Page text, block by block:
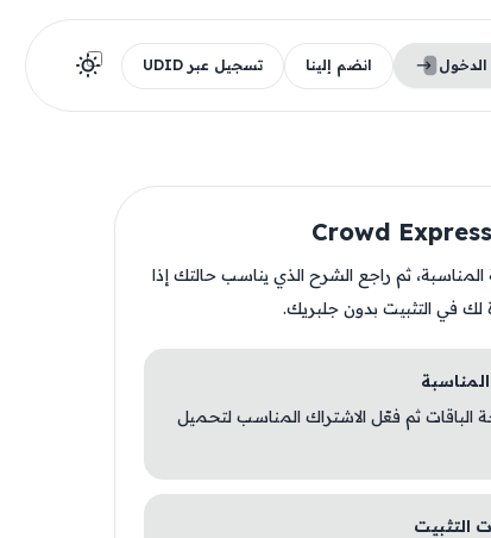
انضم إلينا تسجيل عبر UDID
المناسبة، ثم راجع الشرح الذي يناسب حالتك إذا
في التثبيت بدون جلبريك.
الباقات ثم فعّل الاشتراك المناسب لتحميل